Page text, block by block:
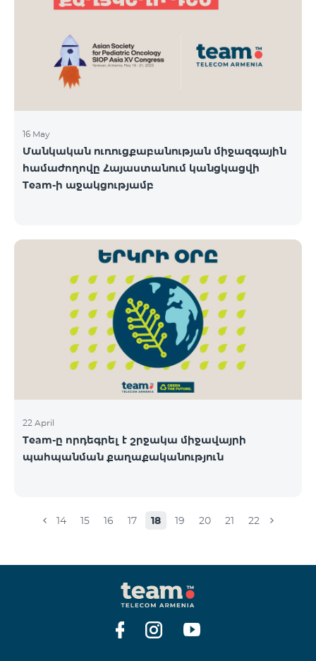
16 May
Մանկական ուռուցքաբանության միջազգային
համաժողովը Հայաստանում կանցկացվի
Team-ի աջակցությամբ
22 April
Team-ը որդեգրել է շրջակա միջավայրի
պահպանման քաղաքականություն
14 15 16 17 18 19 20 21 22